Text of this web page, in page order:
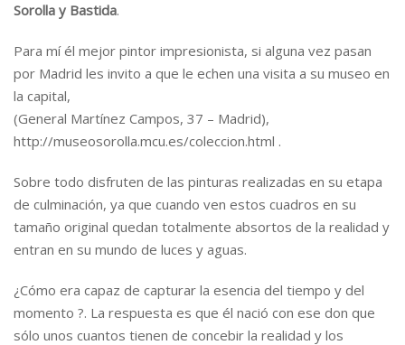
Sorolla y Bastida.
Para mí él mejor pintor impresionista, si alguna vez pasan
por Madrid les invito a que le echen una visita a su museo en
la capital,
(General Martínez Campos, 37 – Madrid),
http://museosorolla.mcu.es/coleccion.html .
Sobre todo disfruten de las pinturas realizadas en su etapa
de culminación, ya que cuando ven estos cuadros en su
tamaño original quedan totalmente absortos de la realidad y
entran en su mundo de luces y aguas.
¿Cómo era capaz de capturar la esencia del tiempo y del
momento ?. La respuesta es que él nació con ese don que
sólo unos cuantos tienen de concebir la realidad y los